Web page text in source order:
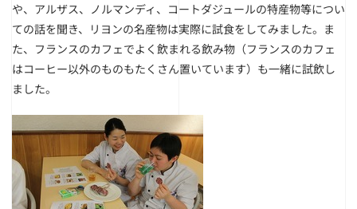
や、アルザス、ノルマンディ、コートダジュールの特産物等につい
ての話を聞き、リヨンの名産物は実際に試食をしてみました。ま
た、フランスのカフェでよく飲まれる飲み物（フランスのカフェ
はコーヒー以外のものもたくさん置いています）も一緒に試飲し
ました。